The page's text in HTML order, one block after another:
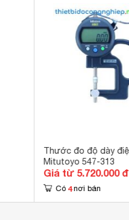
Thước đo độ dày
Mitutoyo 547-313
Giá từ 5.720.000 đ
Có 4 nơi bán